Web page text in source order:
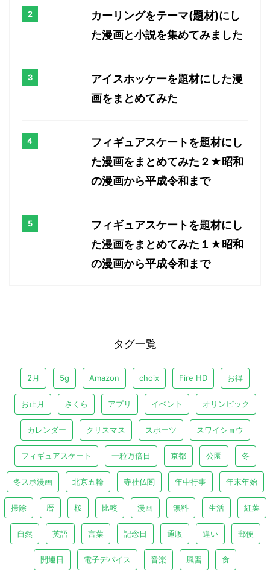
カーリングをテーマ(題材)にし
た漫画と小説を集めてみました
アイスホッケーを題材にした漫
画をまとめてみた
フィギュアスケートを題材にし
た漫画をまとめてみた２★昭和
の漫画から平成令和まで
フィギュアスケートを題材にし
た漫画をまとめてみた１★昭和
の漫画から平成令和まで
タグ一覧
2月 5g Amazon choix Fire HD お得
お正月 さくら アプリ イベント オリンピック
カレンダー クリスマス スポーツ スワイショウ
フィギュアスケート 一粒万倍日 京都 公園 冬
冬スポ漫画 北京五輪 寺社仏閣 年中行事 年末年始
掃除 暦 桜 比較 漫画 無料 生活 紅葉
自然 英語 言葉 記念日 通販 違い 郵便
開運日 電子デバイス 音楽 風習 食